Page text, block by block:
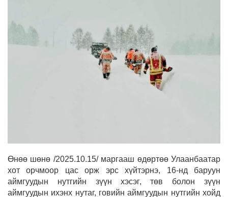
Өнөө шөнө /2025.10.15/ маргааш өдөртөө Улаанбаатар
хот орчмоор цас орж эрс хүйтэрнэ, 16-нд баруун
аймгуудын нутгийн зүүн хэсэг, төв болон зүүн
аймгуудын ихэнх нутаг, говийн аймгуудын нутгийн хойд